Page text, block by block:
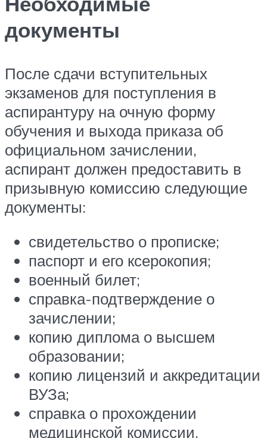
документы
После сдачи вступительных
экзаменов для поступления в
аспирантуру на очную форму
обучения и выхода приказа об
официальном зачислении,
аспирант должен предоставить в
призывную комиссию следующие
документы:
свидетельство о прописке;
паспорт и его ксерокопия;
военный билет;
справка-подтверждение о
зачислении;
копию диплома о высшем
образовании;
копию лицензий и аккредитации
ВУЗа;
справка о прохождении
медицинской комиссии.